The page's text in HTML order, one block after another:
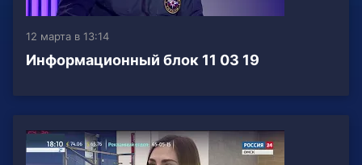
12 марта в 13:14
Информационный блок 11 03 19